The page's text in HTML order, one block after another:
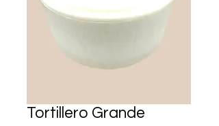
Tortillero Grande